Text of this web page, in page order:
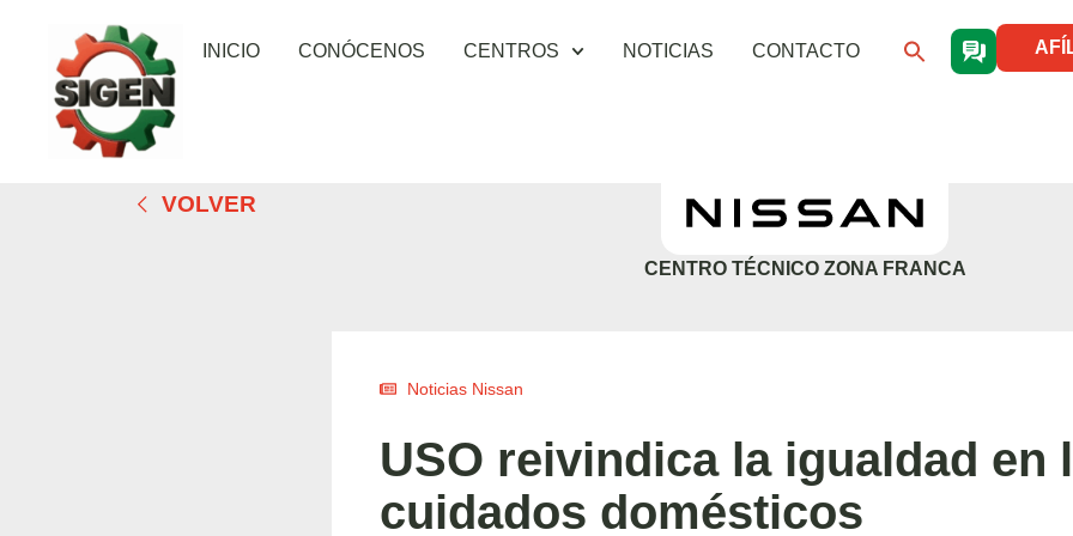
INICIO CONÓCENOS CENTROS NOTICIAS CONTACTO
VOLVER
CENTRO TÉCNICO ZONA FRANCA
Noticias Nissan
USO reivindica la igualdad en
cuidados domésticos